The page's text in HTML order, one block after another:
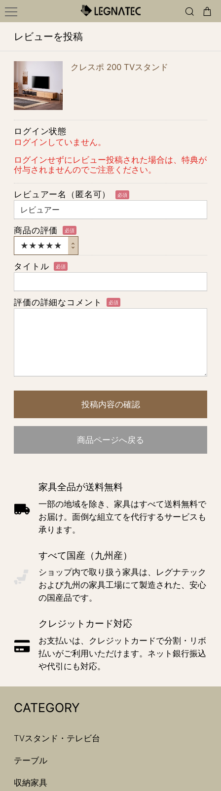
レビューを投稿
クレスポ 200 TVスタンド
ログイン状態
ログインしていません。
ログインせずにレビュー投稿された場合は、特典が
付与されませんのでご注意ください。
レビュアー名（匿名可） 必須
商品の評価 必須
タイトル 必須
評価の詳細なコメント 必須
投稿内容の確認
商品ページへ戻る
家具全品が送料無料
一部の地域を除き、家具はすべて送料無料で
お届け。面倒な組立てを代行するサービスも
承ります。
すべて国産（九州産）
ショップ内で取り扱う家具は、レグナテック
および九州の家具工場にて製造された、安心
の国産品です。
クレジットカード対応
お支払いは、クレジットカードで分割・リボ
払いがご利用いただけます。ネット銀行振込
や代引にも対応。
CATEGORY
TVスタンド・テレビ台
テーブル
収納家具